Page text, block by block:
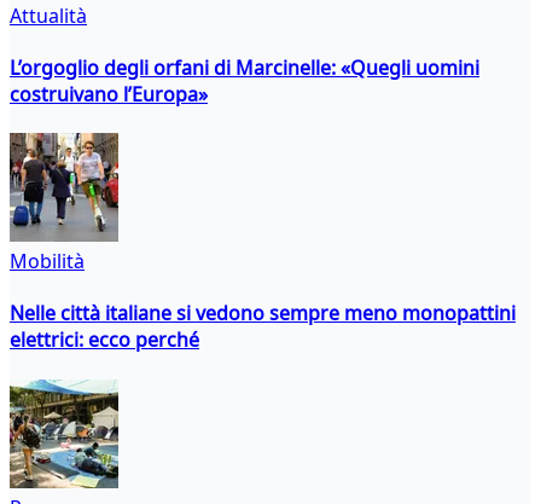
Attualità
L’orgoglio degli orfani di Marcinelle: «Quegli uomini
costruivano l’Europa»
Mobilità
Nelle città italiane si vedono sempre meno monopattini
elettrici: ecco perché